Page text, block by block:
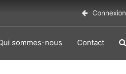
Connexion
sommes-nous Contact